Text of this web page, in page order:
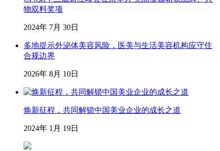
物双料奖项
2024年 7月 30日
多地提示外泌体美容风险，医美与生活美容机构应守住
合规边界
2026年 8月 10日
焕新征程，共同解锁中国美业企业的成长之道
2024年 1月 19日